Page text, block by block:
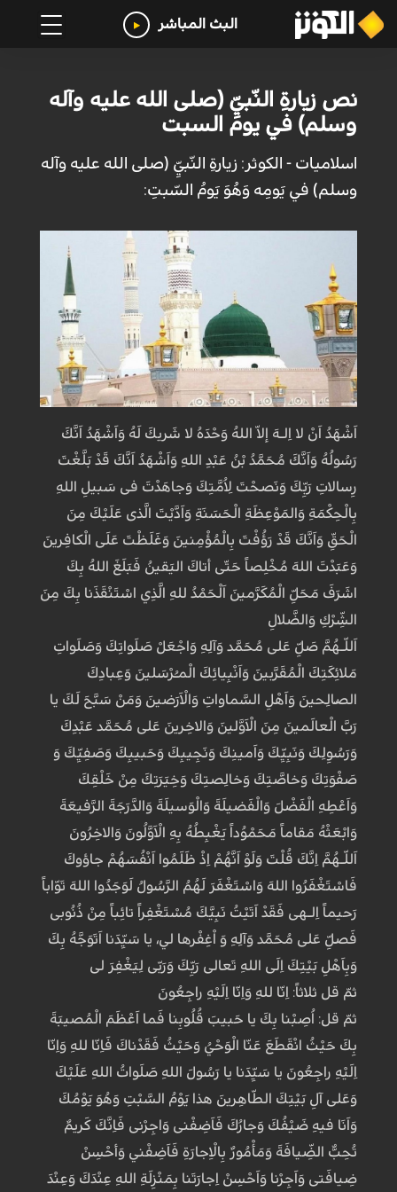
البث المباشر
نص زيارةِ النّبيِّ (صلى الله عليه وآله
وسلم) في يوم السبت
اسلاميات - الكوثر: زيارةِ النّبيِّ (صلى الله عليه وآله
وسلم) في يَومِه وَهُوَ يَومُ السّبتِ:
اَشْهَدُ اَنْ لا اِلـهَ إلاّ اللهُ وَحْدَهُ لا شَريكَ لَهُ وَاَشْهَدُ اَنَّكَ
رَسُولُهُ وَاَنَّكَ مُحَمَّدُ بْنُ عَبْدِ اللهِ وَاَشْهَدُ اَنَّكَ قَدْ بَلَّغْتَ
رِسالاتِ رَبِّكَ وَنَصَحْتَ لِاُمَّتِكَ وَجاهَدْتَ فى سَبيلِ اللهِ
بِالْحِكْمَةِ وَالمَوْعِظَةِ الْحَسَنَةِ وَاَدَّيْتَ الَّذى عَلَيْكَ مِنَ
الْحَقِّ وَاَنَّكَ قَدْ رَؤُفْتَ بِالْمُؤْمِنينَ وَغَلَظْتَ عَلَى الْكافِرينَ
وَعَبَدْتَ اللهَ مُخْلِصاً حَتّى أتاكَ اليَقينُ فَبَلَغَ اللهُ بِكَ
اشَرَفَ مَحَلِّ الْمُكَرَّمينَ اَلْحَمْدُ للهِ الَّذِي اسْتَنْقَذَنا بِكَ مِنَ
الشِّرْكِ وَالضَّلالِ
اَللّـهُمَّ صَلِّ عَلى مُحَمَّد وَآلِهِ وَاجْعَلْ صَلَواتِكَ وَصَلَواتِ
مَلائِكَتِكَ الْمُقَرَّبينَ وَاَنْبِيائِكَ الْمـُرْسَلينَ وَعِبادِكَ
الصّالِحينَ وَاَهْلِ السَّماواتِ وَالْاَرَضينَ وَمَنْ سَبَّحَ لَكَ يا
رَبَّ الْعالَمينَ مِنَ الْاَوَّلينَ وَالاخِرينَ عَلى مُحَمَّد عَبْدِكَ
وَرَسُوِلِكَ وَنَبِيِّكَ وَاَمينِكَ وَنَجِيبِكَ وَحَبيبِكَ وَصَفِيِّكَ وَ
صَفْوَتِكَ وَخاصَّتِكَ وَخالِصَتِكَ وَخِيَرَتِكَ مِنْ خَلْقِكَ
وَاَعْطِهِ الْفَضْلَ وَالْفَضيلَةَ وَالْوَسيلَةَ وَالدَّرَجَةَ الرَّفيعَةَ
وَابْعَثْهُ مَقاماً مَحَمْوُداً يَغْبِطُهُ بِهِ الْاَوَّلُونَ وَالاخِرُونَ
اَللّـهُمَّ اِنَّكَ قُلْتَ وَلَوْ اَنَّهُمْ اِذْ ظَلَمُوا اَنْفُسَهُمْ جاؤوكَ
فَاسْتَغْفَرُوا اللهَ وَاسْتَغْفَرَ لَهُمُ الرَّسُولُ لَوَجَدُوا اللهَ تَوّاباً
رَحيماً اِلـهى فَقَدْ اَتَيْتُ نَبِيَّكَ مُسْتَغْفِراً تائِباً مِنْ ذُنُوبى
فَصَلِّ عَلى مُحَمَّد وَآلِهِ وَ اْغِفْرها لي، يا سَيِّدَنا اَتَوَجَّهُ بِكَ
وَبِاَهْلِ بَيْتِكَ اِلَى اللهِ تَعالى رَبِّكَ وَرَبّى لِيَغْفِرَ لى
ثمّ قل ثلاثاً: اِنّا للهِ وَاِنّا اِلَيْهِ راجِعُونَ
ثمّ قل: اُصِبْنا بِكَ يا حَبيبَ قُلُوبِنا فَما اَعْظَمَ الْمُصيبَةَ
بِكَ حَيْثُ انْقَطَعَ عَنّا الْوَحْيُ وَحَيْثُ فَقَدْناكَ فَاِنّا للهِ وَاِنّا
اِلَيْهِ راجِعُونَ يا سَيِّدَنا يا رَسُولَ اللهِ صَلَواتُ اللهِ عَلَيْكَ
وَعَلى آلِ بَيْتِكَ الطّاهِرينَ هذا يَوْمُ السَّبْتِ وَهُوَ يَوْمُكَ
وَاَنَا فيهِ ضَيْفُكَ وَجارُكَ فَاَضِفْنى وَاجِرْنى فَاِنَّكَ كَريمٌ
تُحِبُّ الضِّيافَةَ وَمَأْمُورٌ بِالْاِجارَةِ فَاَضِفْني وَأحْسِنْ
ضِيافَتى وَاَجِرْنا وَاَحْسِنْ اِجارَتَنا بِمَنْزِلَةِ اللهِ عِنْدَكَ وَعِنْدَ